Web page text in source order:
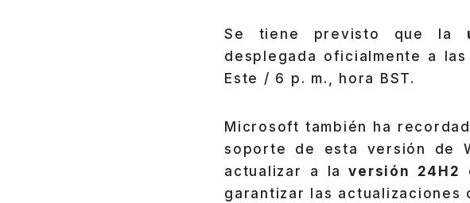
Se tiene previsto que la
desplegada oficialmente a
Este / 6 p. m., hora BST.
Microsoft también ha
soporte de esta versión de
actualizar a la versión 24H2
garantizar las actualizaciones